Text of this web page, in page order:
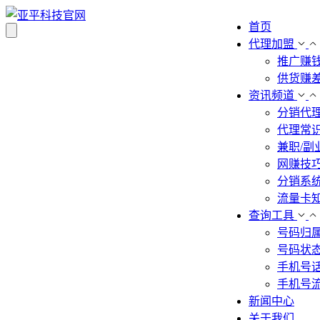
首页
代理加盟
推广赚
供货赚
资讯频道
分销代
代理常
兼职/副
网赚技
分销系
流量卡
查询工具
号码归
号码状
手机号
手机号
新闻中心